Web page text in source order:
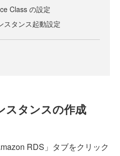
Class の設定
スタンス起動設定
スタンスの作成
RDS」タブをクリック